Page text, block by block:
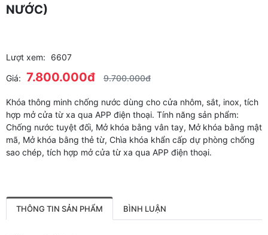
NƯỚC)
Lượt xem: 6607
Giá: 7.800.000đ 9.700.000đ
Khóa thông minh chống nước dùng cho cửa nhôm, sắt, inox, tích
hợp mở cửa từ xa qua APP điện thoại. Tính năng sản phẩm:
Chống nước tuyệt đối, Mở khóa bằng vân tay, Mở khóa bằng mật
mã, Mở khóa bằng thẻ từ, Chìa khóa khẩn cấp dự phòng chống
sao chép, tích hợp mở cửa từ xa qua APP điện thoại.
THÔNG TIN SẢN PHẨM BÌNH LUẬN